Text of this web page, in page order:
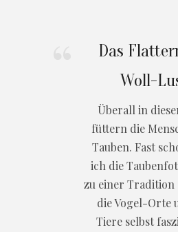
Das
Woll-
Überall in
füttern die
Tauben. Fast
ich die
zu einer
die Vogel-Orte
Tiere selbst